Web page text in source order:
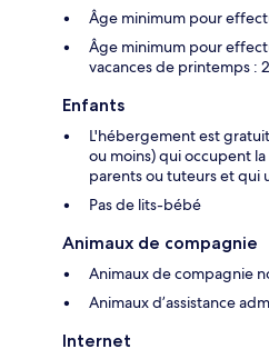
Âge minimum pour
Âge minimum pour
vacances de printemps :
Enfants
L'hébergement est
ou moins) qui occupent
parents ou tuteurs et qui
Pas de lits-bébé
Animaux de compagnie
Animaux de compagnie
Animaux d’assistance
Internet